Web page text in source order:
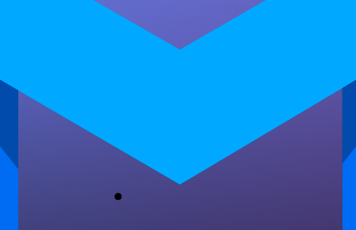
Descubra por que o valor do instrutor de
Pilates vai além da prescrição de séries.
Personal Millbody ajuda a construir…